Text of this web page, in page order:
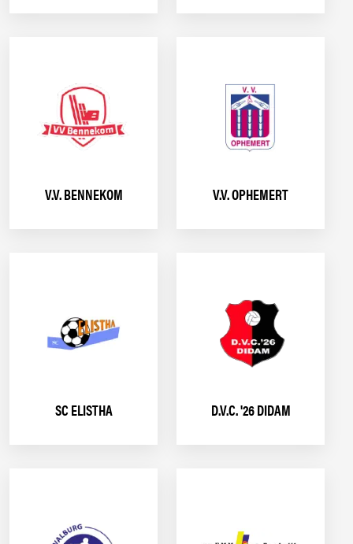
V.V. BENNEKOM V.V. OPHEMERT
SC ELISTHA D.V.C. '26 DIDAM